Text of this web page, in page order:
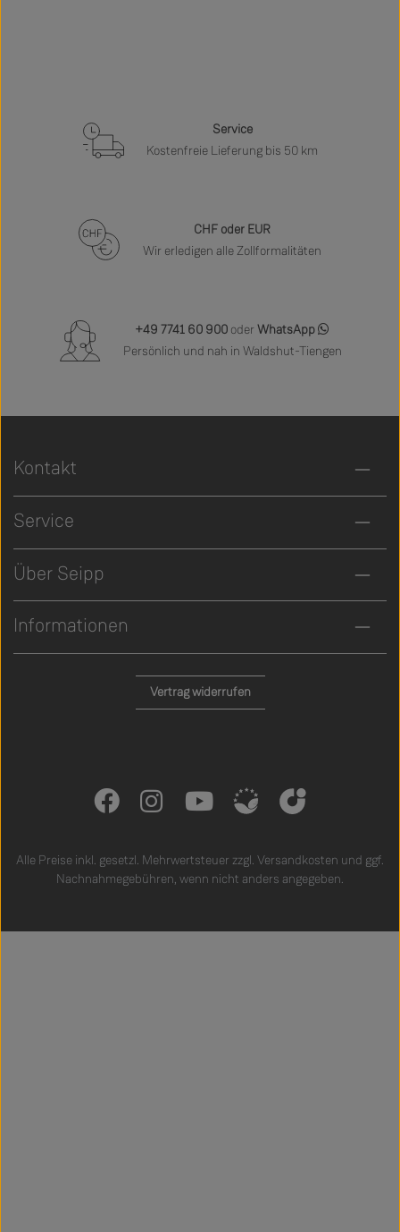
Service
Kostenfreie Lieferung bis 50 km
CHF oder EUR
Wir erledigen alle Zollformalitäten
+49 7741 60 900 oder WhatsApp
Persönlich und nah in Waldshut-Tiengen
Kontakt
Service
Über Seipp
Informationen
Vertrag widerrufen
Alle Preise inkl. gesetzl. Mehrwertsteuer zzgl. Versandkosten und ggf.
Nachnahmegebühren, wenn nicht anders angegeben.